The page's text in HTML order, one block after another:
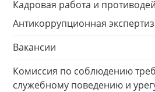
Кадровая работа и
Антикоррупционная
Вакансии
Комиссия по соблюдению
служебному поведению и